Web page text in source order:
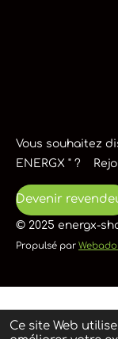
Ce site Web
Vous souhaitez
ENERGX " ?
Devenir
© 2025 energx-
Propulsé par